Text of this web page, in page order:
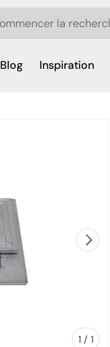
Blog Inspiration
1 /de
1
Suivant